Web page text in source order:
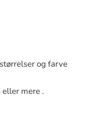
og farve
eller mere .